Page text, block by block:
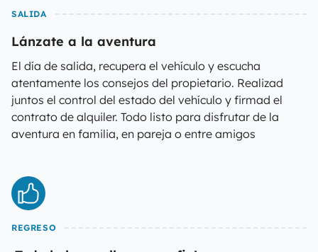
SALIDA
Lánzate a la aventura
El día de salida, recupera el vehículo y escucha
atentamente los consejos del propietario. Realizad
juntos el control del estado del vehículo y firmad el
contrato de alquiler. Todo listo para disfrutar de la
aventura en familia, en pareja o entre amigos
REGRESO